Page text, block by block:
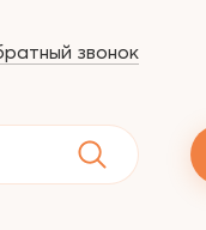
звонок